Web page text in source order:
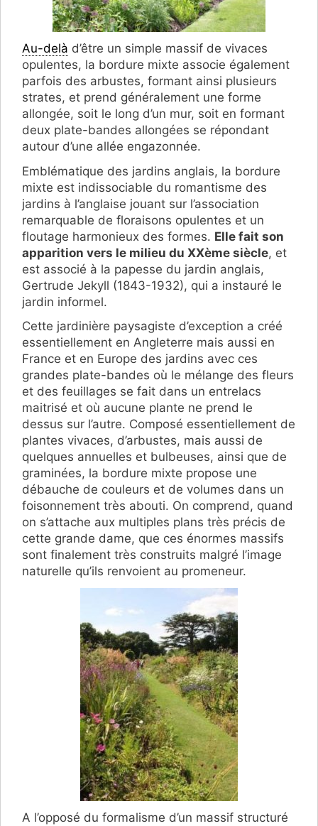
Au-delà d’être un simple massif de vivaces
opulentes, la bordure mixte associe également
parfois des arbustes, formant ainsi plusieurs
strates, et prend généralement une forme
allongée, soit le long d’un mur, soit en formant
deux plate-bandes allongées se répondant
autour d’une allée engazonnée.
Emblématique des jardins anglais, la bordure
mixte est indissociable du romantisme des
jardins à l’anglaise jouant sur l’association
remarquable de floraisons opulentes et un
floutage harmonieux des formes. Elle fait son
apparition vers le milieu du XXème siècle, et
est associé à la papesse du jardin anglais,
Gertrude Jekyll (1843-1932), qui a instauré le
jardin informel.
Cette jardinière paysagiste d’exception a créé
essentiellement en Angleterre mais aussi en
France et en Europe des jardins avec ces
grandes plate-bandes où le mélange des fleurs
et des feuillages se fait dans un entrelacs
maitrisé et où aucune plante ne prend le
dessus sur l’autre. Composé essentiellement de
plantes vivaces, d’arbustes, mais aussi de
quelques annuelles et bulbeuses, ainsi que de
graminées, la bordure mixte propose une
débauche de couleurs et de volumes dans un
foisonnement très abouti. On comprend, quand
on s’attache aux multiples plans très précis de
cette grande dame, que ces énormes massifs
sont finalement très construits malgré l’image
naturelle qu’ils renvoient au promeneur.
A l’opposé du formalisme d’un massif structuré